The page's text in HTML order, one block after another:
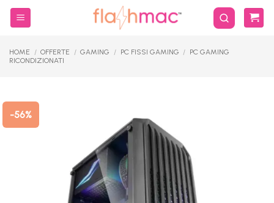
Salta
HOME / OFFERTE / GAMING / PC FISSI GAMING / PC GAMING
RICONDIZIONATI
-56%